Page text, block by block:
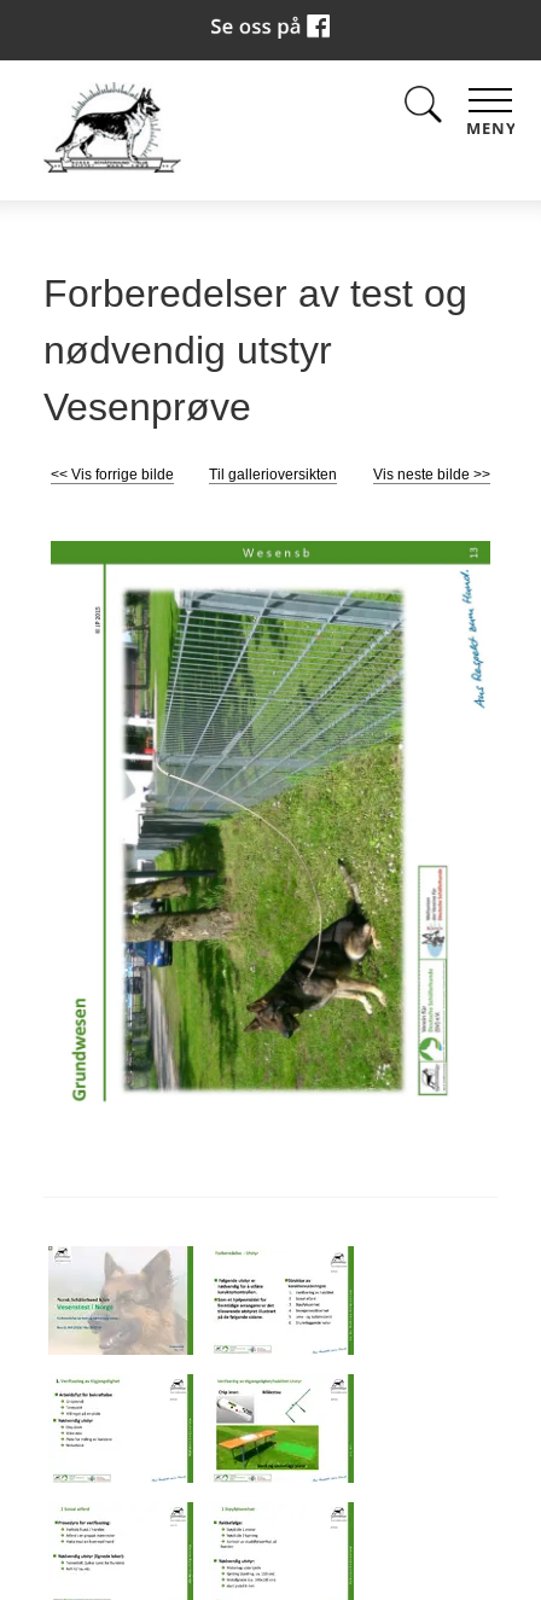
MENY
Forberedelser av test og
nødvendig utstyr
Vesenprøve
<< Vis forrige bilde Til gallerioversikten Vis neste bilde >>